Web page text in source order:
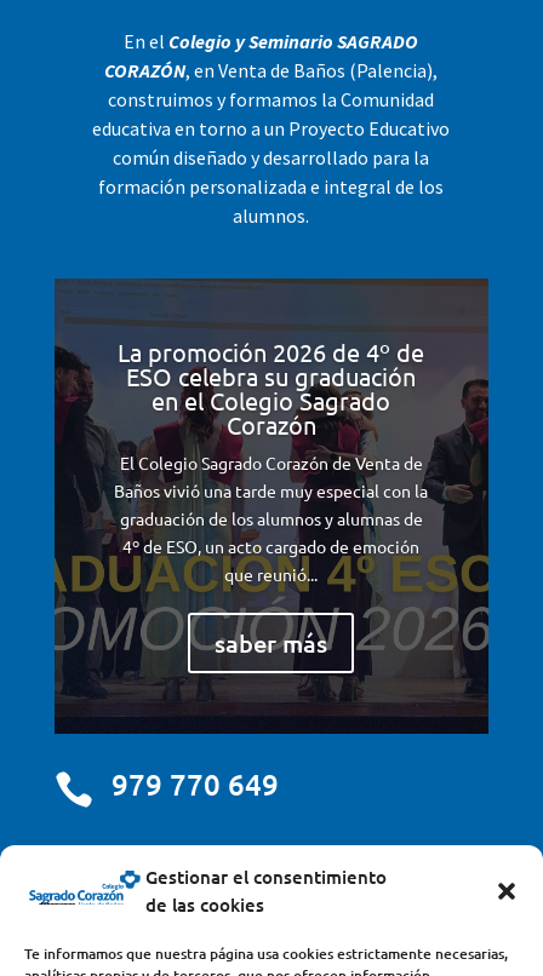
Gestionar el consentimiento
de las cookies
Te informamos que nuestra página usa cookies estrictamente necesarias,
En el Colegio y Seminario SAGRADO
CORAZÓN, en Venta de Baños (Palencia),
construimos y formamos la Comunidad
educativa en torno a un Proyecto Educativo
común diseñado y desarrollado para la
formación personalizada e integral de los
alumnos.
La promoción 2026 de 4º de
ESO celebra su graduación
en el Colegio Sagrado
Corazón
El Colegio Sagrado Corazón de Venta de
Baños vivió una tarde muy especial con la
graduación de los alumnos y alumnas de
4º de ESO, un acto cargado de emoción
que reunió...
saber más
 979 770 649
centro@scjdehon.com
Colegio y Seminario Sagrado Corazón